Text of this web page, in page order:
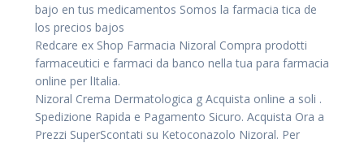
bajo en tus medicamentos Somos la farmacia tica de
los precios bajos
Redcare ex Shop Farmacia Nizoral Compra prodotti
farmaceutici e farmaci da banco nella tua para farmacia
online per lItalia.
Nizoral Crema Dermatologica g Acquista online a soli .
Spedizione Rapida e Pagamento Sicuro. Acquista Ora a
Prezzi SuperScontati su Ketoconazolo Nizoral. Per